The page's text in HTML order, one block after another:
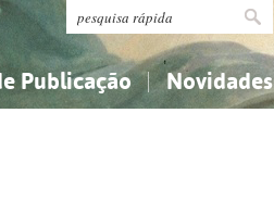
Publicação Novidades